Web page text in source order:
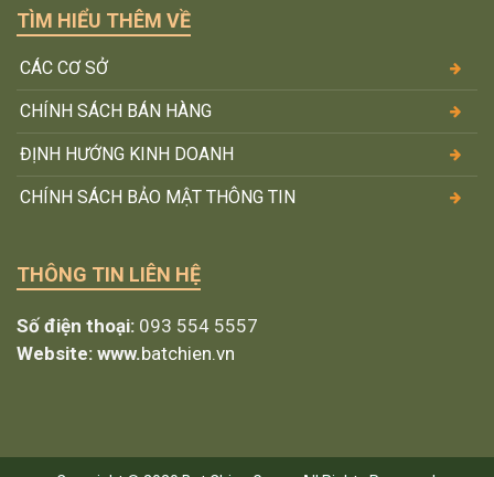
TÌM HIỂU THÊM VỀ
CÁC CƠ SỞ
CHÍNH SÁCH BÁN HÀNG
ĐỊNH HƯỚNG KINH DOANH
CHÍNH SÁCH BẢO MẬT THÔNG TIN
THÔNG TIN LIÊN HỆ
Số điện thoại: 093 554 5557
Website: www.batchien.vn